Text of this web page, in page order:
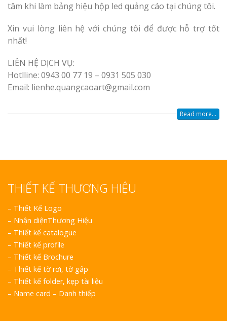
tâm khi làm bảng hiệu hộp led quảng cáo tại chúng tôi.
Xin vui lòng liên hệ với chúng tôi để được hỗ trợ tốt
nhất!
LIÊN HỆ DỊCH VỤ:
Hotlline: 0943 00 77 19 – 0931 505 030
Email: lienhe.quangcaoart@gmail.com
Read more...
THIẾT KẾ THƯƠNG HIỆU
– Thiết Kế Logo
– Nhận diệnThương Hiệu
– Thiết kế catalogue
– Thiết kế profile
– Thiết kế Brochure
– Thiết kế tờ rơi, tờ gấp
– Thiết kế folder, kẹp tài liệu
– Name card – Danh thiếp